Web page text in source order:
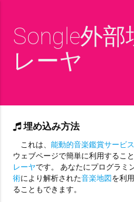
Songle外
レーヤ
埋め込み方法
これは、能動的音楽鑑賞サービ
ウェブページで簡単に利用するこ
レーヤです。 あなたにプログラミ
術により解析された音楽地図を利
ることもできます。